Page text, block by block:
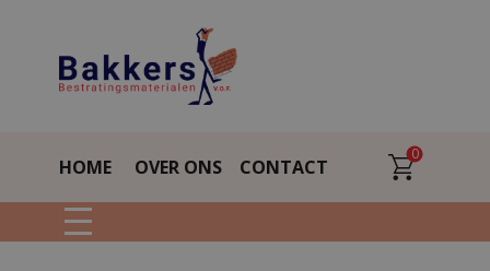
HOME CONTACT
OVER ONS
0